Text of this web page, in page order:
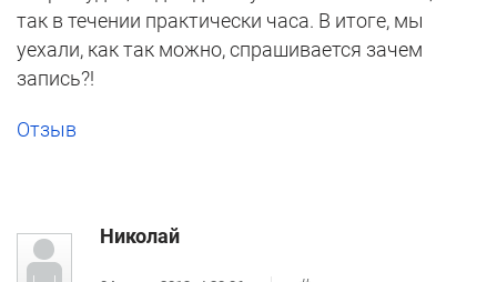
так в течении практически часа. В итоге, мы
уехали, как так можно, спрашивается зачем
запись?!
Отзыв
Николай